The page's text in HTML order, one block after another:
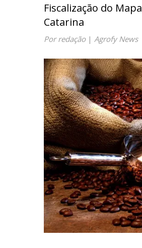
Fiscalização do
Catarina
Por redação| Agrofy News